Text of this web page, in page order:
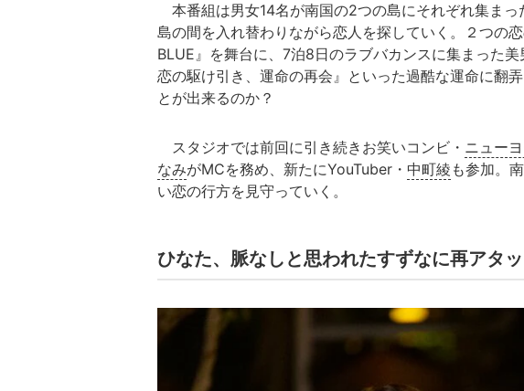
本番組は男女14名が南国の2つの島にそれぞれ集まっ
島の間を入れ替わりながら恋人を探していく。２つの
BLUE』を舞台に、7泊8日のラブバカンスに集まった美
恋の駆け引き、運命の再会』といった過酷な運命に翻
とが出来るのか？
スタジオでは前回に引き続きお笑いコンビ・ ニュー
なみがMCを務め、新たにYouTuber・ 中町綾 も参加。
い恋の行方を見守っていく。
ひなた、脈なしと思われたすずなに再アタ